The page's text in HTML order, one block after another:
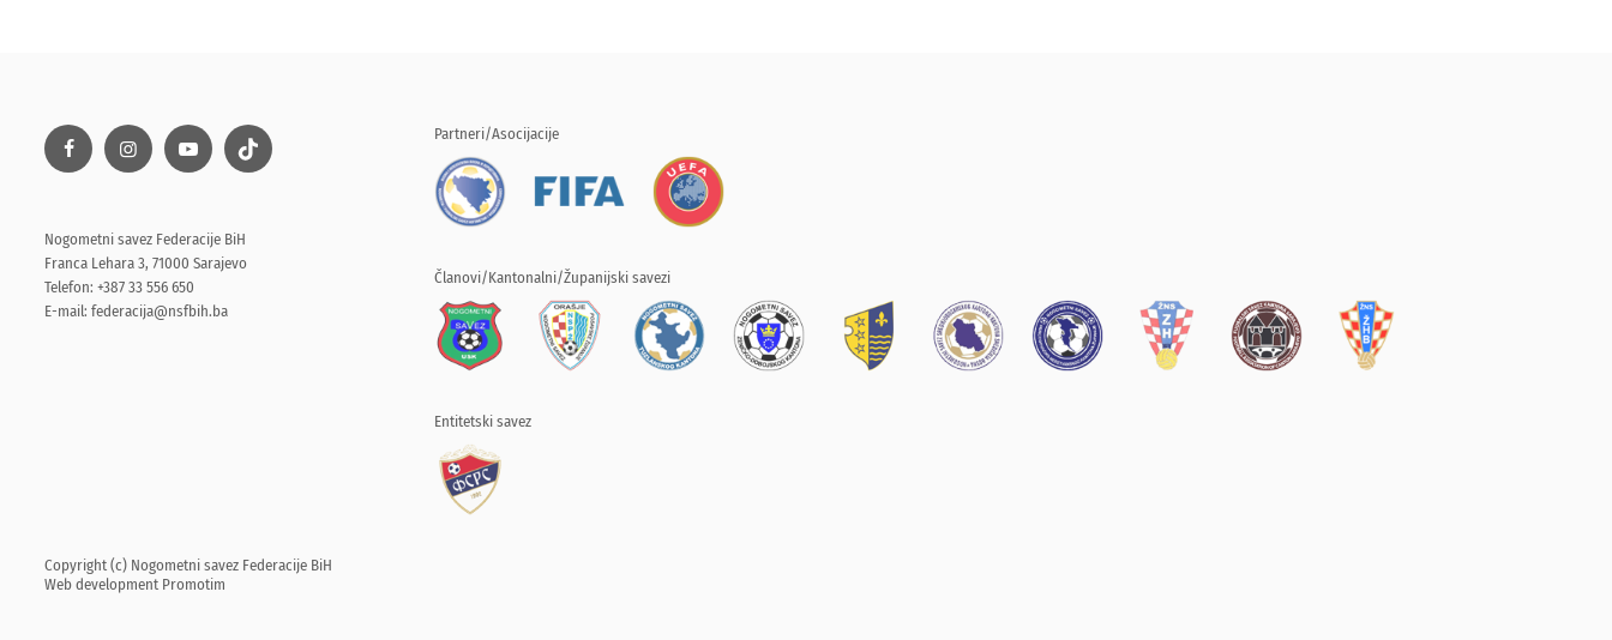
Nogometni savez Federacije BiH
Franca Lehara 3, 71000 Sarajevo
Telefon: +387 33 556 650
E-mail: federacija@nsfbih.ba
Partneri/Asocijacije
Članovi/Kantonalni/Županijski savezi
Entitetski savez
Copyright (c) Nogometni savez Federacije BiH
Web development Promotim